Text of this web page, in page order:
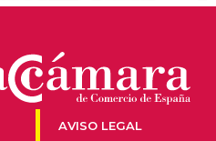
AVISO LEGAL